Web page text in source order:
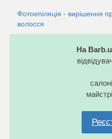
Фотоепіляція - вирішення
волосся
На